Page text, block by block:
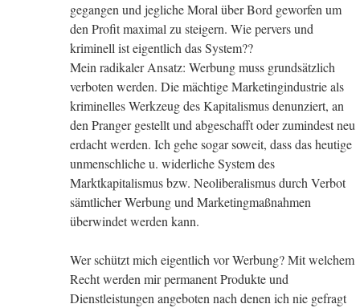
gegangen und jegliche Moral über Bord geworfen um
den Profit maximal zu steigern. Wie pervers und
kriminell ist eigentlich das System??
Mein radikaler Ansatz: Werbung muss grundsätzlich
verboten werden. Die mächtige Marketingindustrie als
kriminelles Werkzeug des Kapitalismus denunziert, an
den Pranger gestellt und abgeschafft oder zumindest neu
erdacht werden. Ich gehe sogar soweit, dass das heutige
unmenschliche u. widerliche System des
Marktkapitalismus bzw. Neoliberalismus durch Verbot
sämtlicher Werbung und Marketingmaßnahmen
überwindet werden kann.
Wer schützt mich eigentlich vor Werbung? Mit welchem
Recht werden mir permanent Produkte und
Dienstleistungen angeboten nach denen ich nie gefragt